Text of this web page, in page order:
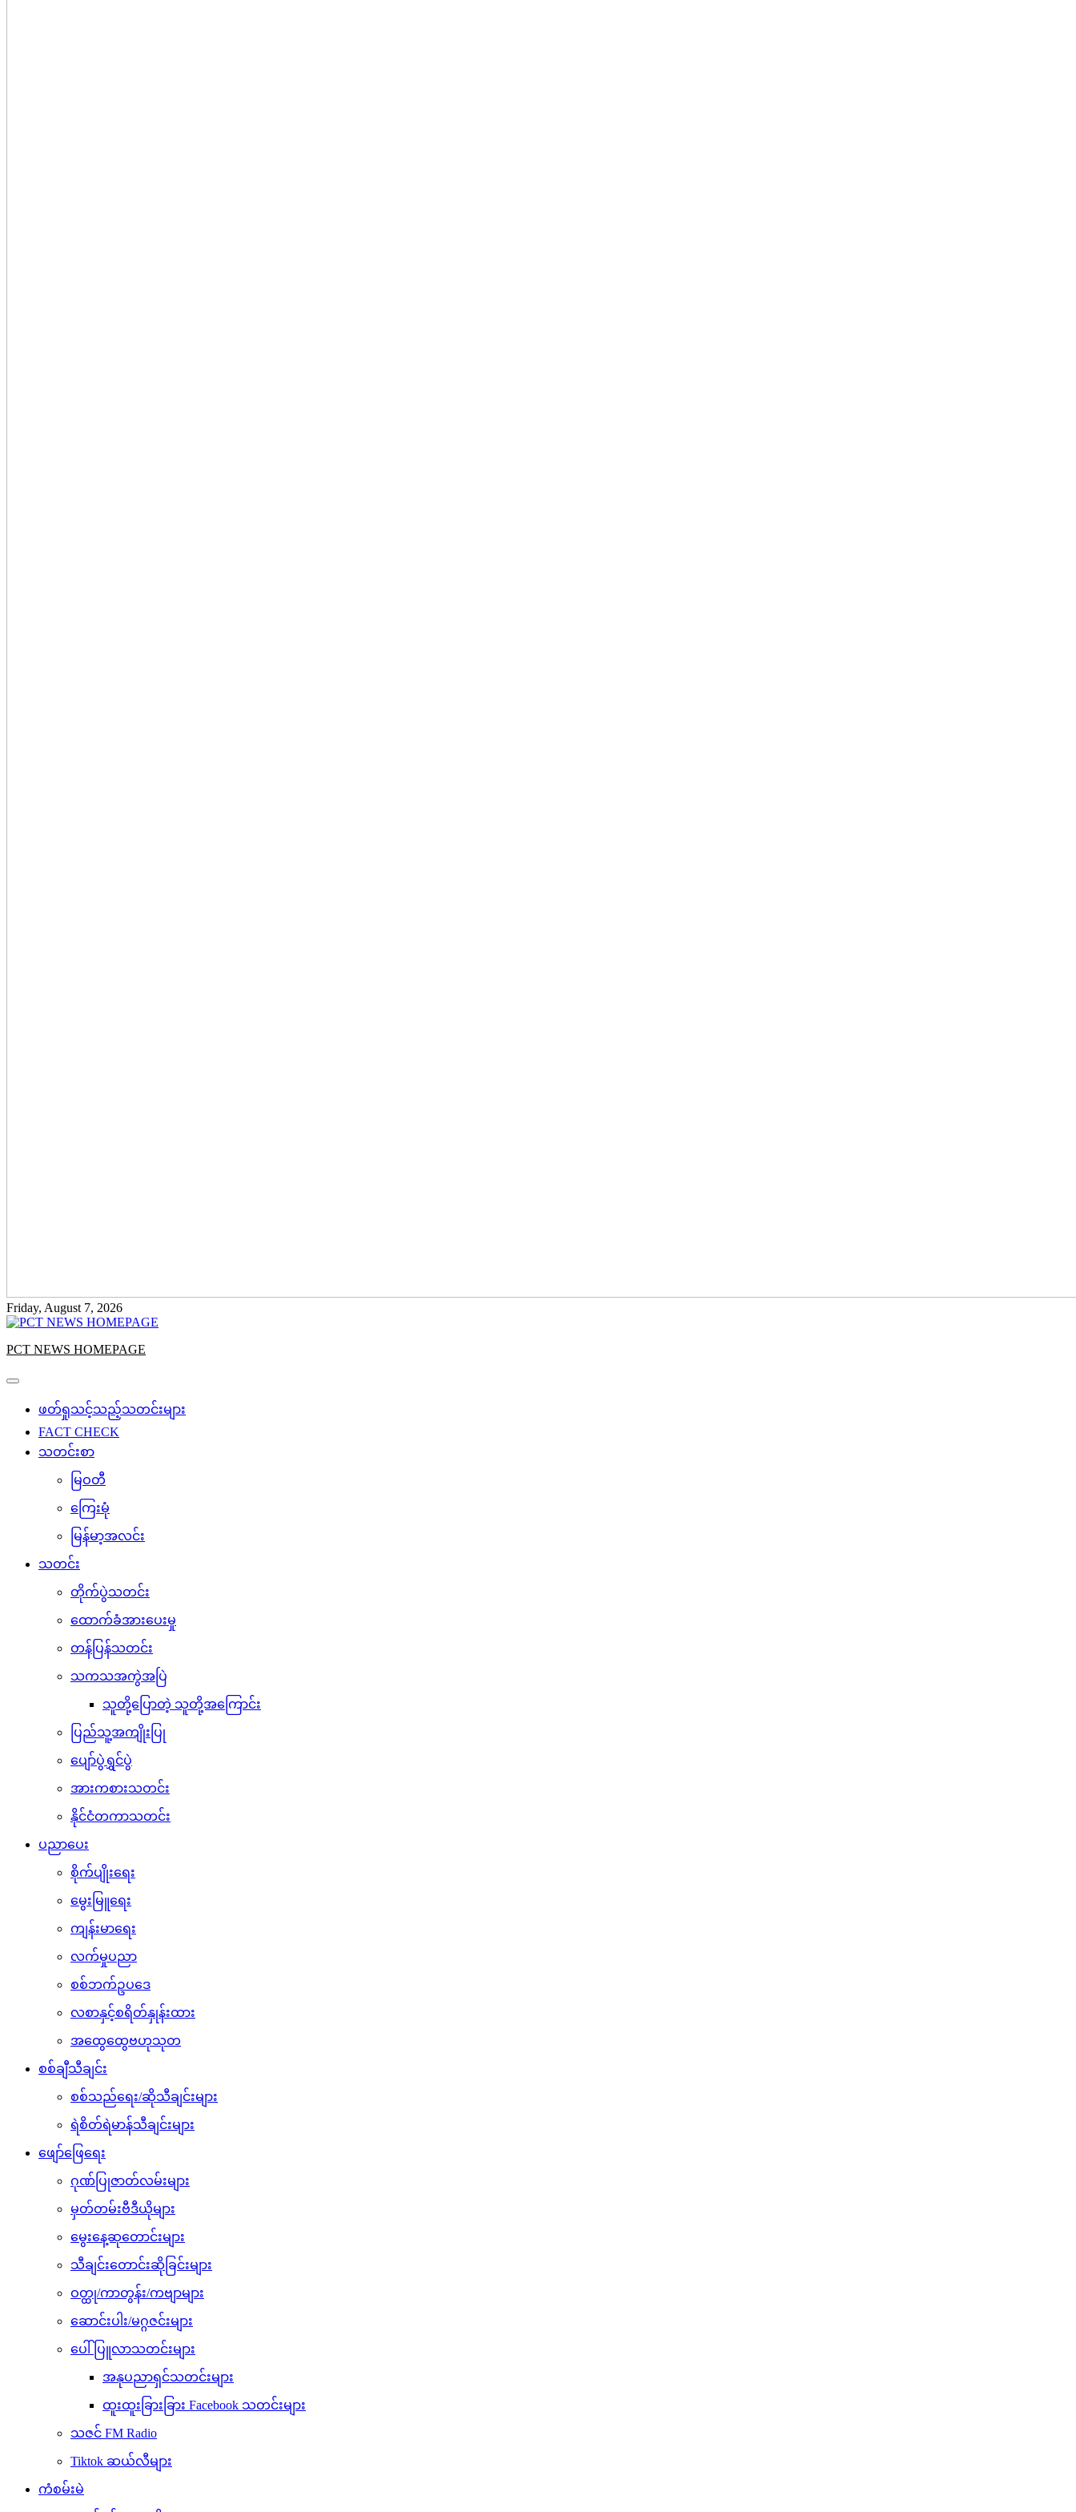
Friday, August 7, 2026
PCT NEWS HOMEPAGE
ဖတ်ရှုသင့်သည့်သတင်းများ
FACT CHECK
သတင်းစာ
မြဝတီ
ကြေးမုံ
မြန်မာ့အလင်း
သတင်း
တိုက်ပွဲသတင်း
ထောက်ခံအားပေးမှု
တန်ပြန်သတင်း
သကသအကွဲအပြဲ
သူတို့ပြောတဲ့ သူတို့အကြောင်း
ပြည်သူ့အကျိုးပြု
ပျော်ပွဲရွှင်ပွဲ
အားကစားသတင်း
နိုင်ငံတကာသတင်း
ပညာပေး
စိုက်ပျိုးရေး
မွေးမြူရေး
ကျန်းမာရေး
လက်မှုပညာ
စစ်ဘက်ဥပဒေ
လစာနှင့်စရိတ်နှုန်းထား
အထွေထွေဗဟုသုတ
စစ်ချီသီချင်း
စစ်သည်ရေး/ဆိုသီချင်းများ
ရဲစိတ်ရဲမာန်သီချင်းများ
ဖျော်ဖြေရေး
ဂုဏ်ပြုဇာတ်လမ်းများ
မှတ်တမ်းဗီဒီယိုများ
မွေးနေ့ဆုတောင်းများ
သီချင်းတောင်းဆိုခြင်းများ
ဝတ္ထု/ကာတွန်း/ကဗျာများ
ဆောင်းပါး/မဂ္ဂဇင်းများ
ပေါ်ပြူလာသတင်းများ
အနုပညာရှင်သတင်းများ
ထူးထူးခြားခြား Facebook သတင်းများ
သဇင် FM Radio
Tiktok ဆယ်လီများ
ကံစမ်းမဲ